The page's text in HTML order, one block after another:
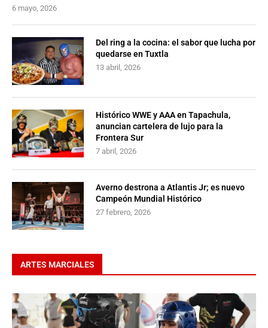
6 mayo, 2026
Del ring a la cocina: el sabor que lucha por
quedarse en Tuxtla
13 abril, 2026
Histórico WWE y AAA en Tapachula,
anuncian cartelera de lujo para la
Frontera Sur
7 abril, 2026
Averno destrona a Atlantis Jr; es nuevo
Campeón Mundial Histórico
27 febrero, 2026
ARTES MARCIALES